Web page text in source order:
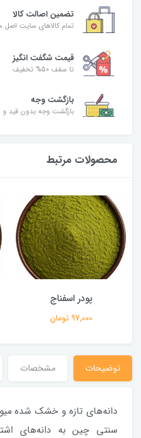
تضمین اصالت کالا
تمام کالاهای سایت اصل
قیمت شگفت انگیز
تا سقف 50% تخفیف
بازگشت وجه
بازگشت وجه بدون قید
محصولات مرتبط
پودر اسفناج
97,000 تومان
توضیحات مشخصات
دانه‌های تازه و خشک شده
سنتی چین به دانه‌های